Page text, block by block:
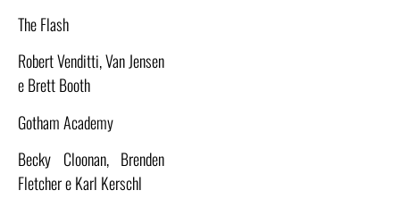
The Flash
Robert Venditti, Van Jensen
e Brett Booth
Gotham Academy
Becky Cloonan, Brenden
Fletcher e Karl Kerschl